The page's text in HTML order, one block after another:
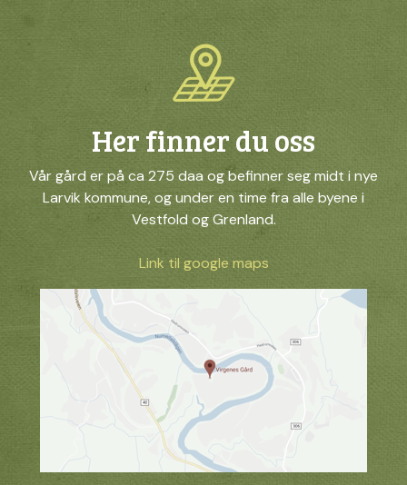
Her finner du oss
Vår gård er på ca 275 daa og befinner seg midt i nye
Larvik kommune, og under en time fra alle byene i
Vestfold og Grenland.
Link til google maps